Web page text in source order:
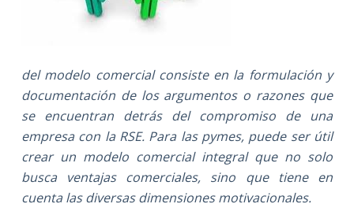
del modelo comercial consiste en la formulación y
documentación de los argumentos o razones que
se encuentran detrás del compromiso de una
empresa con la RSE. Para las pymes, puede ser útil
crear un modelo comercial integral que no solo
busca ventajas comerciales, sino que tiene en
cuenta las diversas dimensiones motivacionales.